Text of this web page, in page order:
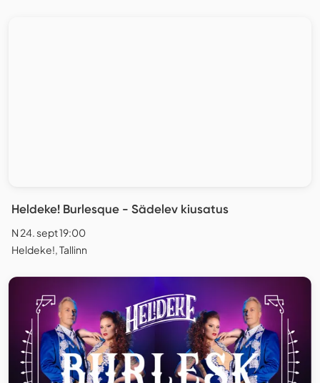
Heldeke! Burlesque - Sädelev kiusatus
N 24. sept 19:00
Heldeke!, Tallinn